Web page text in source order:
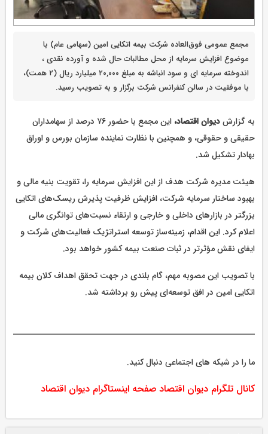
مجمع عمومی فوق‌العاده شرکت بیمه اتکایی امین (سهامی عام) با
موضوع افزایش سرمایه از محل مطالبات حال شده و آورده نقدی ،
اندوخته سرمایه ای و سود انباشه به مبلغ ۲۰,۰۰۰ میلیارد ریال (۲ همت)،
با موفقیت در سالن کنفرانس شرکت برگزار و به تصویب رسید.
به گزارشدیوان اقتصاد،
این مجمع با حضور ۷۶ درصد از سهامداران
حقیقی و حقوقی، و همچنین با نظارت نماینده سازمان بورس و اوراق
بهادار تشکیل شد.
هیئت مدیره شرکت هدف از این افزایش سرمایه را، تقویت بنیه مالی و
بهبود ساختار سرمایه شرکت، افزایش ظرفیت پذیرش ریسک‌های اتکایی
بزرگتر در بازارهای داخلی و خارجی و ارتقاء نسبت‌های توانگری مالی
اعلام کرد. این اقدام، زمینه‌ساز توسعه استراتژیک فعالیت‌های شرکت و
ایفای نقش مؤثرتر در ثبات صنعت بیمه کشور خواهد بود.
با تصویب این مصوبه مهم، گام بلندی در جهت تحقق اهداف کلان بیمه
اتکایی امین در افق توسعه‌ای پیش رو برداشته شد.
ما را در شبکه های اجتماعی دنبال کنید.
کانال تلگرام دیوان اقتصاد صفحه اینستاگرام دیوان اقتصاد